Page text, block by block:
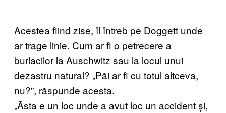
Acestea fiind zise, îl întreb pe Doggett unde
ar trage linie. Cum ar fi o petrecere a
burlacilor la Auschwitz sau la locul unui
dezastru natural? „Păi ar fi cu totul altceva,
nu?”, răspunde acesta.
„Ăsta e un loc unde a avut loc un accident și,